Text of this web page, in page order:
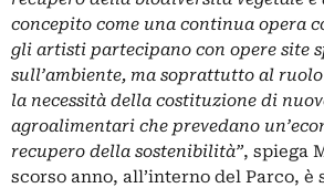
concepito come una continua opera
gli artisti partecipano con opere site
sull’ambiente, ma soprattutto al
la necessità della costituzione di
agroalimentari che prevedano
recupero della sostenibilità”, spiega
scorso anno, all’interno del Parco,